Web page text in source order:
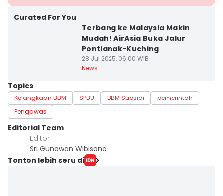
Curated For You
Terbang ke Malaysia Makin
Mudah! AirAsia Buka Jalur
Pontianak-Kuching
28 Jul 2025, 06:00 WIB
News
Topics
Kelangkaan BBM SPBU BBM Subsidi
pemerintah
Pengawas
Editorial Team
Editor
Sri Gunawan Wibisono
Tonton lebih seru di